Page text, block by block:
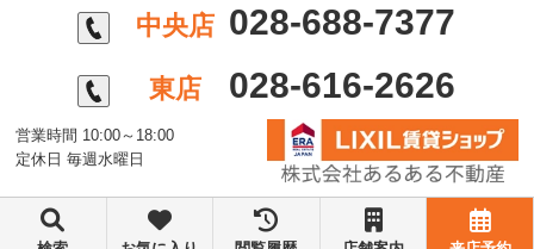
中央店 028-688-7377
東店 028-616-2626
営業時間 10:00～18:00
定休日 毎週水曜日
©株式会社あるある不動産